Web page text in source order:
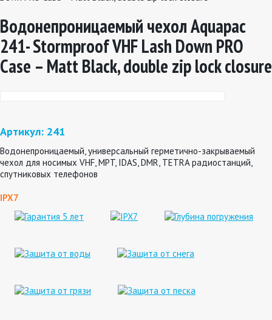
Водонепроницаемый чехол Aquapac
241- Stormproof VHF Lash Down PRO
Case – Matt Black, double zip lock closure
Артикул: 241
Водонепроницаемый, универсальный герметично-закрываемый
чехол для носимых VHF, MPT, IDAS, DMR, TETRA радиостанций,
спутниковых телефонов
IPX7